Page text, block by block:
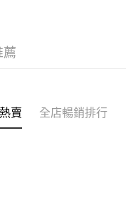
薦
賣 全店暢銷排行